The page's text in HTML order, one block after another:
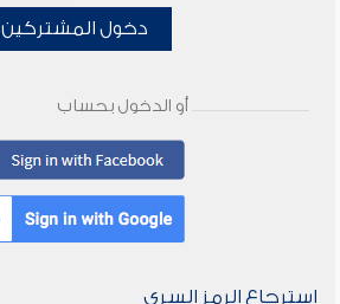
دخول المشتركين
أو الدخول بحساب
استرجاع الرمز السري